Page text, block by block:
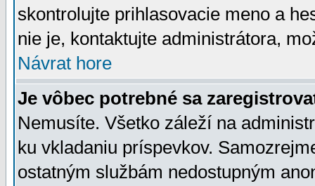
skontrolujte prihlasovacie meno a
nie je, kontaktujte administrátora,
Návrat hore
Je vôbec potrebné sa
Nemusíte. Všetko záleží na
ku vkladaniu príspevkov.
ostatným službám nedostupným